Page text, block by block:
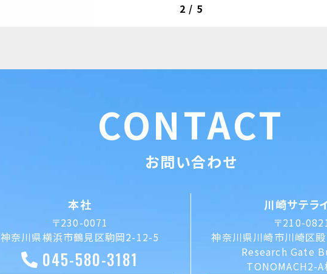
2 / 5
CONTACT
お問い合わせ
本社
〒230-0071
神奈川県横浜市鶴見区駒岡2-12-5
045-580-3181
川崎サテラ
〒210-
神奈川県川崎市川崎区
Research Gate
TONOMACH2-